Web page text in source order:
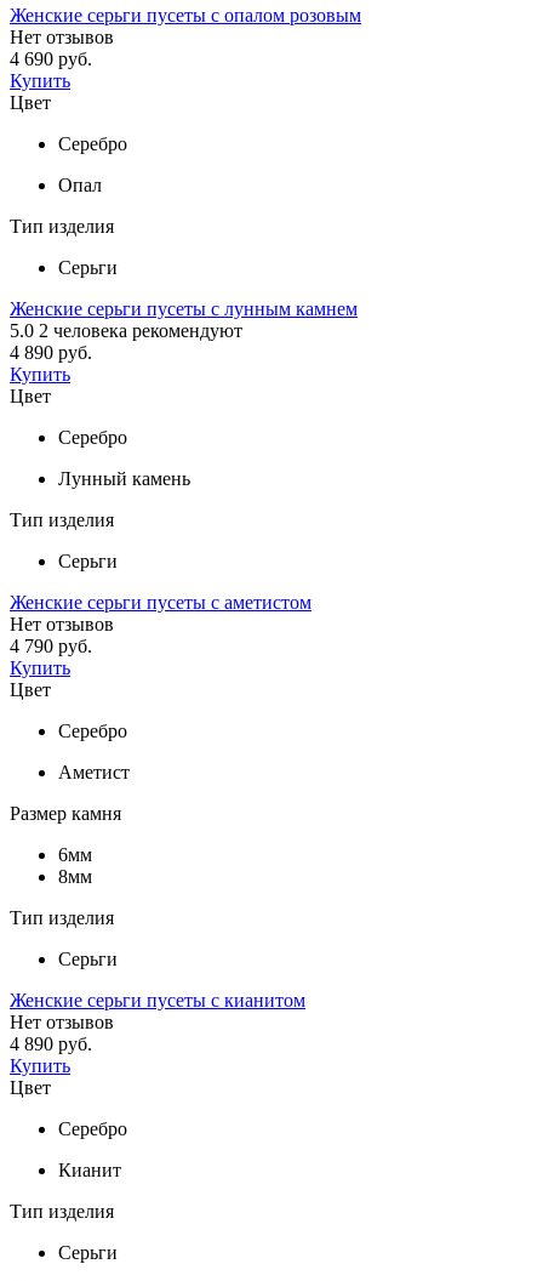
Женские серьги пусеты с опалом розовым
Нет отзывов
4 690 руб.
Купить
Цвет
Серебро
Опал
Тип изделия
Серьги
Женские серьги пусеты с лунным камнем
5.0 2 человека рекомендуют
4 890 руб.
Купить
Цвет
Серебро
Лунный камень
Тип изделия
Серьги
Женские серьги пусеты с аметистом
Нет отзывов
4 790 руб.
Купить
Цвет
Серебро
Аметист
Размер камня
6мм
8мм
Тип изделия
Серьги
Женские серьги пусеты с кианитом
Нет отзывов
4 890 руб.
Купить
Цвет
Серебро
Кианит
Тип изделия
Серьги